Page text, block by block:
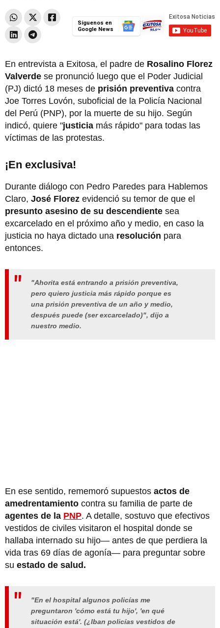
Síguenos en
Google News
En entrevista a Exitosa, el padre de Rosalino Florez
Valverde se pronunció luego que el Poder Judicial
(PJ) dictó 18 meses de prisión preventiva contra
Joe Torres Lovón, suboficial de la Policía Nacional
del Perú (PNP), por la muerte de su hijo. Según
indicó, quiere "justicia más rápido" para todas las
víctimas de las protestas.
¡En exclusiva!
Durante diálogo con Pedro Paredes para Hablemos
Claro, José Florez evidenció su temor de que el
presunto asesino de su descendiente sea
excarcelado en el próximo año y medio, en caso la
justicia no haya dictado una resolución para
entonces.
"Ahorita está entrando a prisión preventiva,
pero quiero justicia más rápido porque es
una prisión preventiva de un año y medio,
después puede (ser excarcelado)", dijo a
nuestro medio.
En ese sentido, rememoró supuestos actos de
amedrentamiento contra su familia de parte de
agentes de la PNP. A detalle, sostuvo que efectivos
vestidos de civiles visitaron el hospital donde se
hallaba internado su hijo— antes de que perdiera la
vida tras 69 días de agonía— para preguntar sobre
su estado de salud.
"En el hospital algunos policías me
preguntaron 'cómo está tu hijo', 'en qué
situación está'. (¿Iban policías vestidos de